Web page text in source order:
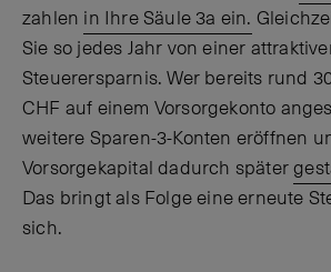
zahlen in Ihre Säule 3a ein.
Sie so jedes Jahr von einer
Steuerersparnis. Wer bereits rund
CHF auf einem Vorsorgekonto
weitere Sparen-3-Konten eröffnen
Vorsorgekapital dadurch später
Das bringt als Folge eine erneute
sich.